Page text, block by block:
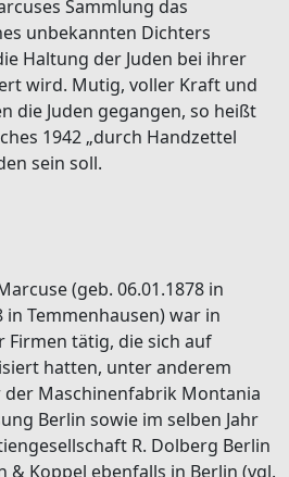
Sammlung das
unbekannten Dichters
Haltung der Juden bei ihrer
wird. Mutig, voller Kraft und
die Juden gegangen, so heißt
1942 „durch Handzettel
sein soll.
(geb. 06.01.1878 in
in Temmenhausen) war in
Firmen tätig, die sich auf
hatten, unter anderem
der Maschinenfabrik Montania
Berlin sowie im selben Jahr
R. Dolberg Berlin
& Koppel ebenfalls in Berlin (vgl.